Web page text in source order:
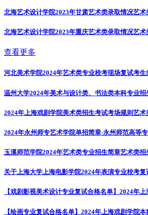
北海艺术设计学院2023年甘肃艺术类录取情况艺术
北海艺术设计学院2023年重庆艺术类录取情况艺术
查看更多
河北美术学院2024年艺术类专业校考现场复试考生
温州大学2024年美术与设计类、书法类本科专业招
2024年上海戏剧学院美术类招生考试考场规则艺术
2024年永州师专艺术学院单招简章-永州师范高等
玉溪师范学院2024年艺术类专业招生简章艺术类招
关于上海大学上海电影学院2024年表演专业校考
【戏剧影视美术设计专业复试合格名单】2024年
【绘画专业复试合格名单】2024年上海戏剧学院